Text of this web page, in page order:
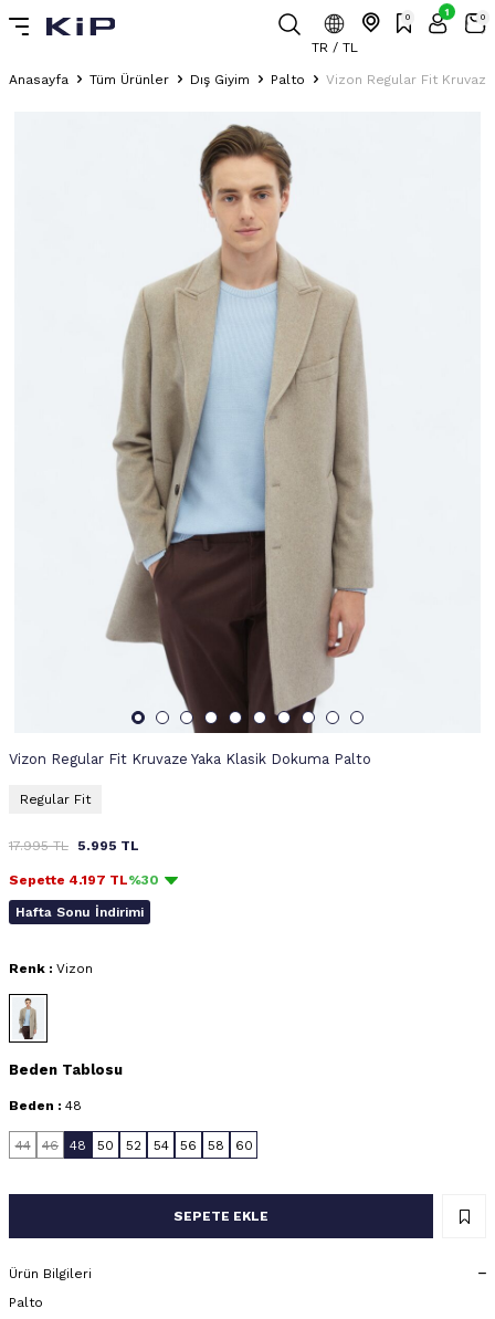
TR / TL
0 1 0
Anasayfa Tüm Ürünler Dış Giyim Palto Vizon Regular Fit
Vizon Regular Fit Kruvaze Yaka Klasik Dokuma Palto
Regular Fit
17.995TL 5.995 TL
Sepette 4.197 TL%30
Hafta Sonu İndirimi
Renk : Vizon
Beden Tablosu
Beden : 48
44 46 48 50 52 54 56 58 60
SEPETE EKLE
Ürün Bilgileri
Palto